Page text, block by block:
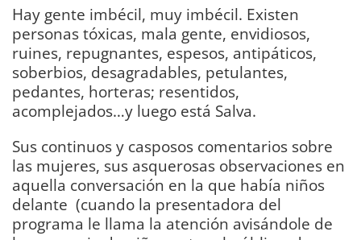
Hay gente imbécil, muy imbécil. Existen
personas tóxicas, mala gente, envidiosos,
ruines, repugnantes, espesos, antipáticos,
soberbios, desagradables, petulantes,
pedantes, horteras; resentidos,
acomplejados…y luego está Salva.
Sus continuos y casposos comentarios sobre
las mujeres, sus asquerosas observaciones en
aquella conversación en la que había niños
delante (cuando la presentadora del
programa le llama la atención avisándole de